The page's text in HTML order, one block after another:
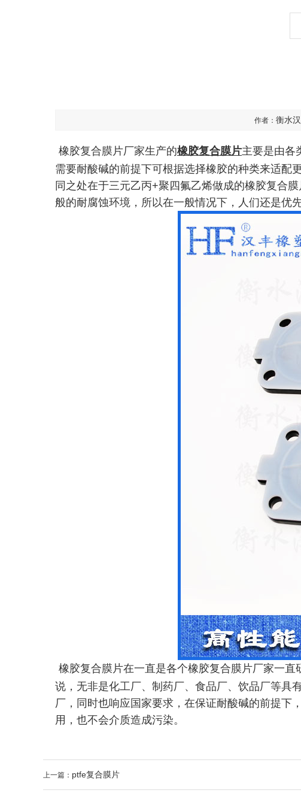
作者： 衡水
橡胶复合膜片厂家生产的橡胶复合膜片主要是由各
需要耐酸碱的前提下可根据选择橡胶的种类来适配
同之处在于三元乙丙+聚四氟乙烯做成的橡胶复合
般的耐腐蚀环境，所以在一般情况下，人们还是优
橡胶复合膜片在一直是各个橡胶复合膜片厂家一
说，无非是化工厂、制药厂、食品厂、饮品厂等具
厂，同时也响应国家要求，在保证耐酸碱的前提下
用，也不会介质造成污染。
上一篇： ptfe复合膜片